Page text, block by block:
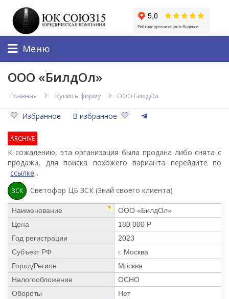
Меню
ООО «БилдОл»
Главная Купить фирму ООО БилдОл
Избранное В избранное
ARCHIVE
К сожалению, эта организация была продана либо снята с
продажи, для поиска похожего варианта перейдите по
ссылке .
ЗСК Светофор ЦБ ЗСК (Знай своего клиента)
Наименование ?
ООО «БилдОл»
Цена
180 000 Р
Год регистрации
2023
Субъект РФ
г. Москва
Город/Регион
Москва
Налогообложение
ОСНО
Обороты
Нет